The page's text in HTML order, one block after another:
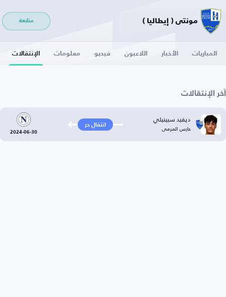
مونتي ( إيطاليا ) متابعة
المباريات الأخبار اللاعبون فيديو معلومات الإنتقالات
آخر الإنتقالات
ديفيد سبينيلي
حارس المرمى انتقال حر
2024-06-30